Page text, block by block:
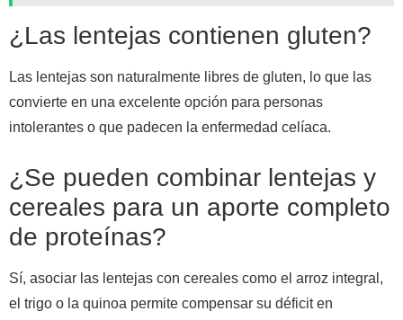
¿Las lentejas contienen gluten?
Las lentejas son naturalmente libres de gluten, lo que las
convierte en una excelente opción para personas
intolerantes o que padecen la enfermedad celíaca.
¿Se pueden combinar lentejas y
cereales para un aporte completo
de proteínas?
Sí, asociar las lentejas con cereales como el arroz integral,
el trigo o la quinoa permite compensar su déficit en